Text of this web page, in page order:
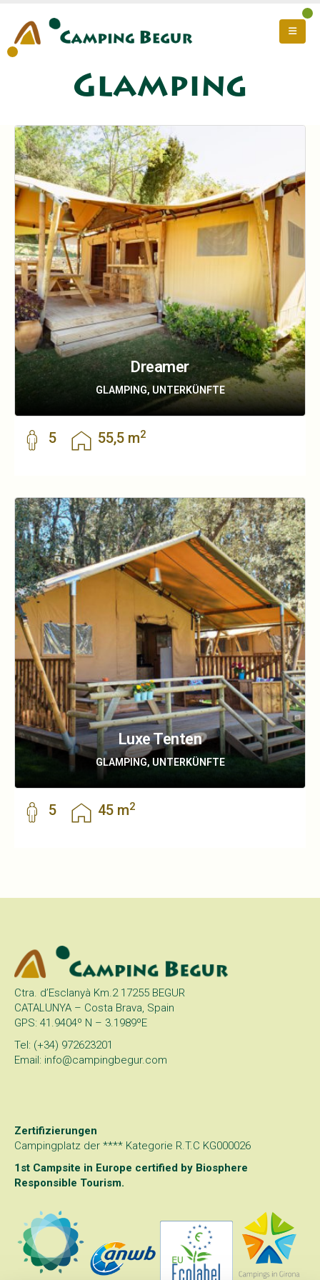
Glamping
Dreamer
GLAMPING, UNTERKÜNFTE
5 55,5 m2
Luxe Tenten
GLAMPING, UNTERKÜNFTE
5 45 m2
Ctra. d’Esclanyà Km.2 17255 BEGUR
CATALUNYA – Costa Brava, Spain
GPS: 41.9404º N – 3.1989ºE
Tel: (+34) 972623201
Email: info@campingbegur.com
Zertifizierungen
Campingplatz der **** Kategorie R.T.C KG000026
1st Campsite in Europe certified by Biosphere
Responsible Tourism.